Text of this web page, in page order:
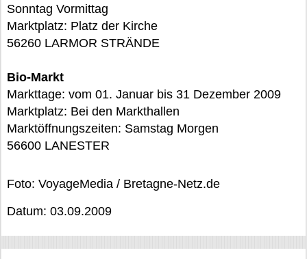
Sonntag Vormittag
Marktplatz: Platz der Kirche
56260 LARMOR STRÄNDE
Bio-Markt
Markttage: vom 01. Januar bis 31 Dezember 2009
Marktplatz: Bei den Markthallen
Marktöffnungszeiten: Samstag Morgen
56600 LANESTER
Foto: VoyageMedia / Bretagne-Netz.de
Datum: 03.09.2009